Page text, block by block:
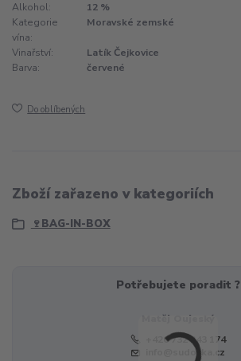
Alkohol:
12 %
Kategorie
vína:
Moravské zemské
Vinařství:
Latík Čejkovice
Barva:
červené
Do oblíbených
Zboží zařazeno v kategoriích
🍷BAG-IN-BOX
Potřebujete poradit ?
Matěj Oujeský
+420 732 243 174
info@sudovka.cz